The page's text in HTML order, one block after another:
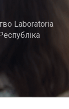
Laboratoria